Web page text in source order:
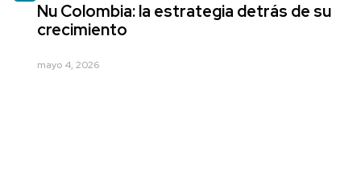
Nu Colombia: la estrategia detrás de su
crecimiento
mayo 4, 2026